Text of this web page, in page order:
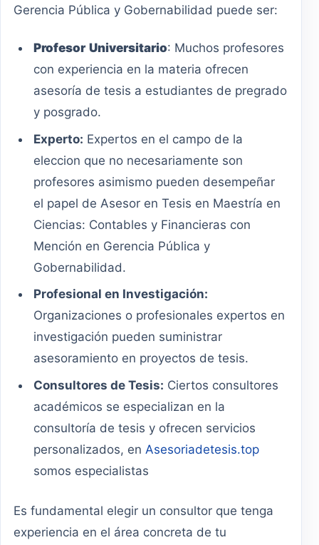
Gerencia Pública y Gobernabilidad puede ser:
Profesor Universitario: Muchos profesores
con experiencia en la materia ofrecen
asesoría de tesis a estudiantes de pregrado
y posgrado.
Experto: Expertos en el campo de la
eleccion que no necesariamente son
profesores asimismo pueden desempeñar
el papel de Asesor en Tesis en Maestría en
Ciencias: Contables y Financieras con
Mención en Gerencia Pública y
Gobernabilidad.
Profesional en Investigación:
Organizaciones o profesionales expertos en
investigación pueden suministrar
asesoramiento en proyectos de tesis.
Consultores de Tesis: Ciertos consultores
académicos se especializan en la
consultoría de tesis y ofrecen servicios
personalizados, enAsesoriadetesis.top
somos especialistas
Es fundamental elegir un consultor que tenga
experiencia en el área concreta de tu